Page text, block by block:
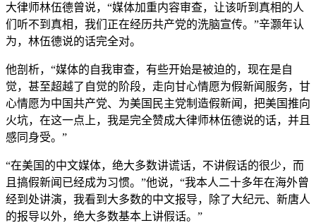
大律师林伍德曾说，“媒体加重内容审查，让该听到真相的人
们听不到真相，我们正在经历共产党的洗脑宣传。”辛灏年认
为，林伍德说的话完全对。
他剖析，“媒体的自我审查，有些开始是被迫的，现在是自
觉，甚至超越了自觉的阶段，走向甘心情愿为假新闻服务，甘
心情愿为中国共产党、为美国民主党制造假新闻，把美国推向
火坑，在这一点上，我是完全赞成大律师林伍德说的话，并且
感同身受。”
“在美国的中文媒体，绝大多数讲谎话，不讲假话的很少，而
且搞假新闻已经成为习惯。”他说，“我本人二十多年在海外曾
经到处讲演，我看到大多数的中文报导，除了大纪元、新唐人
的报导以外，绝大多数基本上讲假话。”